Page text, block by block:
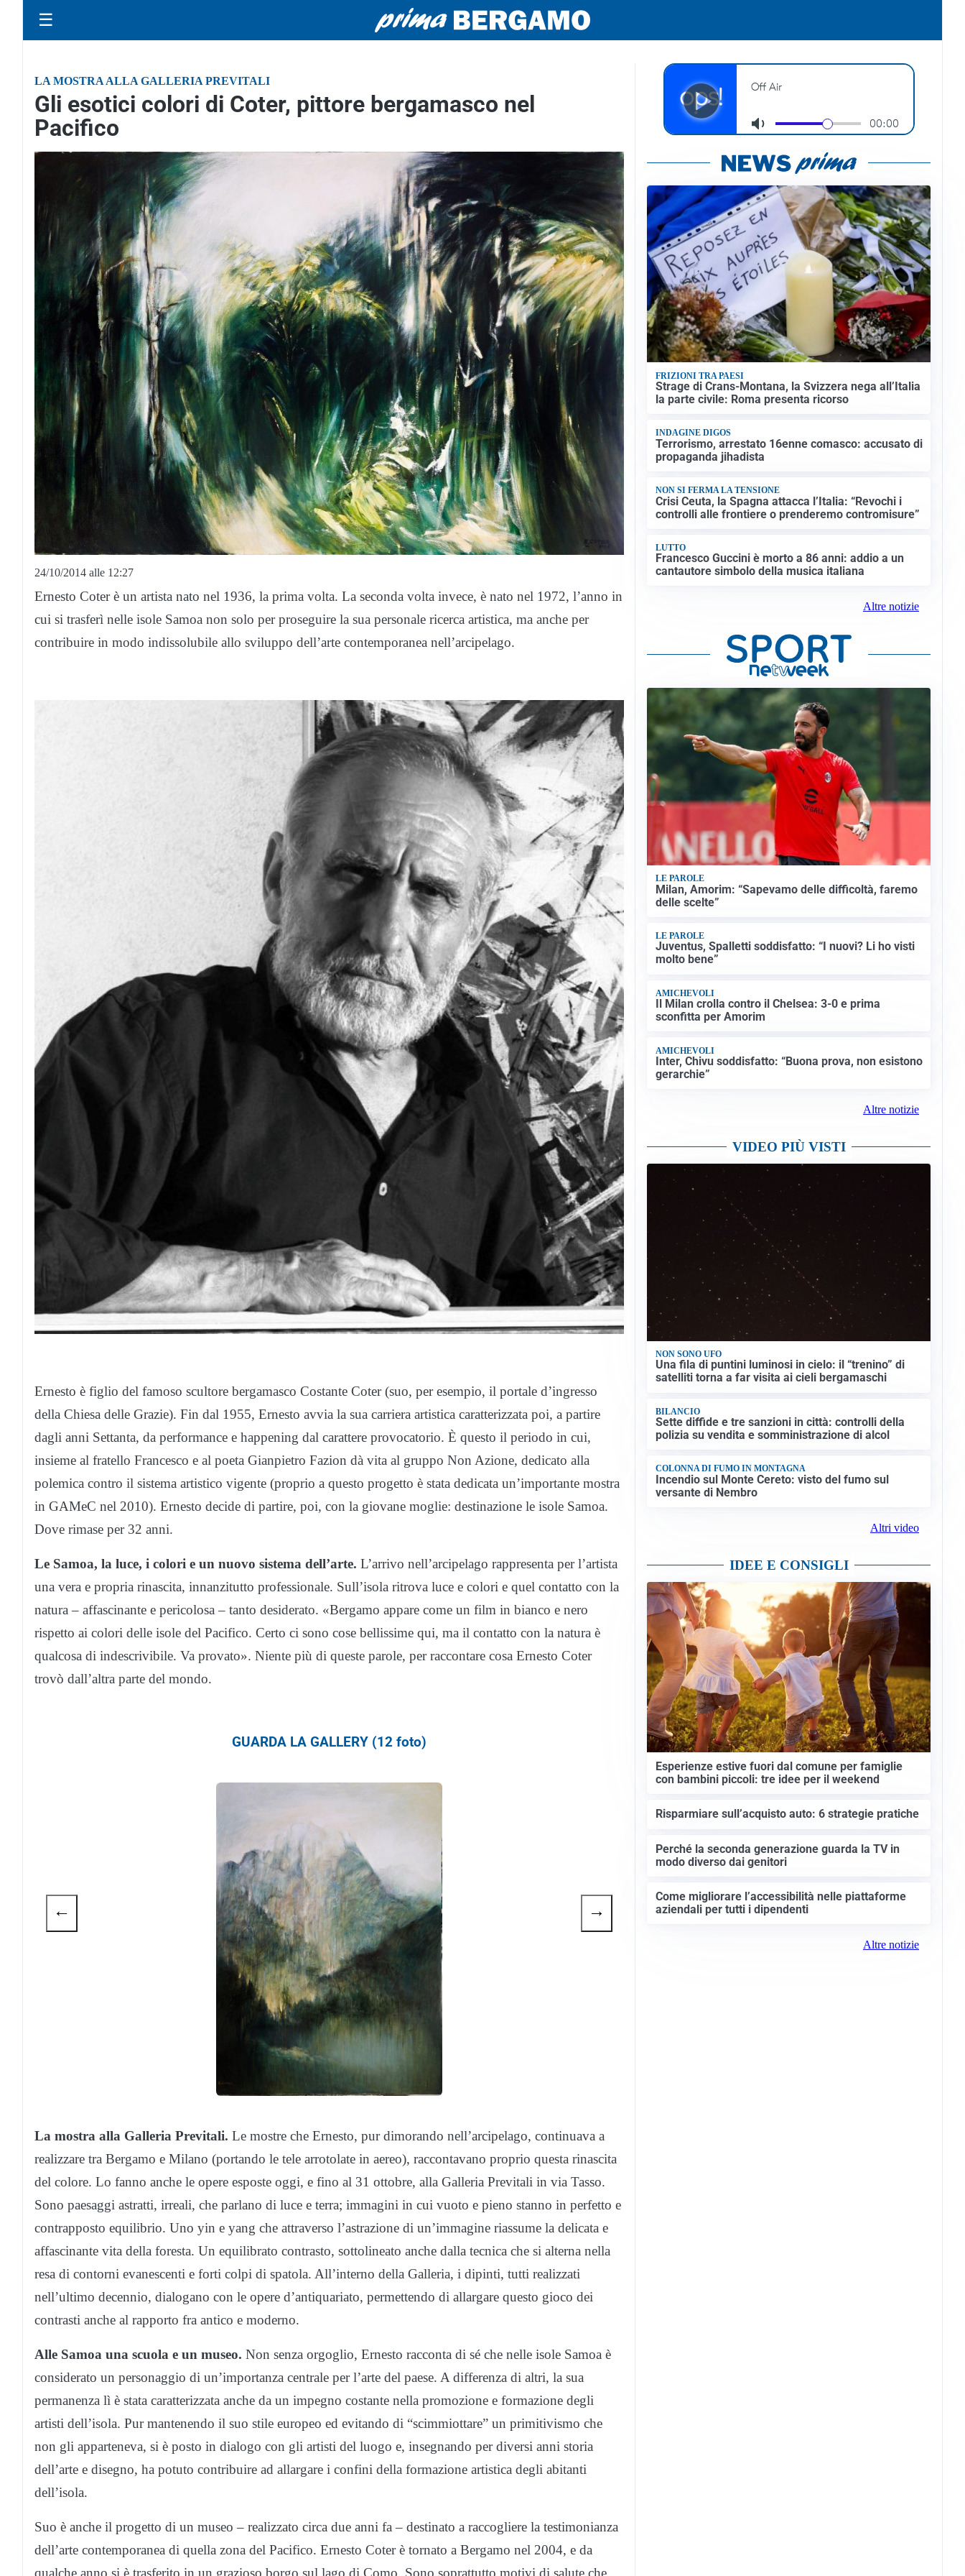
☰
LA MOSTRA ALLA GALLERIA PREVITALI
Gli esotici colori di Coter, pittore bergamasco nel
Pacifico
24/10/2014 alle 12:27
Ernesto Coter è un artista nato nel 1936, la prima volta. La seconda volta invece, è nato nel 1972, l’anno in
cui si trasferì nelle isole Samoa non solo per proseguire la sua personale ricerca artistica, ma anche per
contribuire in modo indissolubile allo sviluppo dell’arte contemporanea nell’arcipelago.
Ernesto è figlio del famoso scultore bergamasco Costante Coter (suo, per esempio, il portale d’ingresso
della Chiesa delle Grazie). Fin dal 1955, Ernesto avvia la sua carriera artistica caratterizzata poi, a partire
dagli anni Settanta, da performance e happening dal carattere provocatorio. È questo il periodo in cui,
insieme al fratello Francesco e al poeta Gianpietro Fazion dà vita al gruppo Non Azione, dedicato alla
polemica contro il sistema artistico vigente (proprio a questo progetto è stata dedicata un’importante mostra
in GAMeC nel 2010). Ernesto decide di partire, poi, con la giovane moglie: destinazione le isole Samoa.
Dove rimase per 32 anni.
Le Samoa, la luce, i colori e un nuovo sistema dell’arte. L’arrivo nell’arcipelago rappresenta per l’artista
una vera e propria rinascita, innanzitutto professionale. Sull’isola ritrova luce e colori e quel contatto con la
natura – affascinante e pericolosa – tanto desiderato. «Bergamo appare come un film in bianco e nero
rispetto ai colori delle isole del Pacifico. Certo ci sono cose bellissime qui, ma il contatto con la natura è
qualcosa di indescrivibile. Va provato». Niente più di queste parole, per raccontare cosa Ernesto Coter
trovò dall’altra parte del mondo.
GUARDA LA GALLERY (12 foto)
← →
La mostra alla Galleria Previtali. Le mostre che Ernesto, pur dimorando nell’arcipelago, continuava a
realizzare tra Bergamo e Milano (portando le tele arrotolate in aereo), raccontavano proprio questa rinascita
del colore. Lo fanno anche le opere esposte oggi, e fino al 31 ottobre, alla Galleria Previtali in via Tasso.
Sono paesaggi astratti, irreali, che parlano di luce e terra; immagini in cui vuoto e pieno stanno in perfetto e
contrapposto equilibrio. Uno yin e yang che attraverso l’astrazione di un’immagine riassume la delicata e
affascinante vita della foresta. Un equilibrato contrasto, sottolineato anche dalla tecnica che si alterna nella
resa di contorni evanescenti e forti colpi di spatola. All’interno della Galleria, i dipinti, tutti realizzati
nell’ultimo decennio, dialogano con le opere d’antiquariato, permettendo di allargare questo gioco dei
contrasti anche al rapporto fra antico e moderno.
Alle Samoa una scuola e un museo. Non senza orgoglio, Ernesto racconta di sé che nelle isole Samoa è
considerato un personaggio di un’importanza centrale per l’arte del paese. A differenza di altri, la sua
permanenza lì è stata caratterizzata anche da un impegno costante nella promozione e formazione degli
artisti dell’isola. Pur mantenendo il suo stile europeo ed evitando di “scimmiottare” un primitivismo che
non gli apparteneva, si è posto in dialogo con gli artisti del luogo e, insegnando per diversi anni storia
dell’arte e disegno, ha potuto contribuire ad allargare i confini della formazione artistica degli abitanti
dell’isola.
Suo è anche il progetto di un museo – realizzato circa due anni fa – destinato a raccogliere la testimonianza
dell’arte contemporanea di quella zona del Pacifico. Ernesto Coter è tornato a Bergamo nel 2004, e da
qualche anno si è trasferito in un grazioso borgo sul lago di Como. Sono soprattutto motivi di salute che
FRIZIONI TRA PAESI
Strage di Crans-Montana, la Svizzera nega all’Italia
la parte civile: Roma presenta ricorso
INDAGINE DIGOS
Terrorismo, arrestato 16enne comasco: accusato di
propaganda jihadista
NON SI FERMA LA TENSIONE
Crisi Ceuta, la Spagna attacca l’Italia: “Revochi i
controlli alle frontiere o prenderemo contromisure”
LUTTO
Francesco Guccini è morto a 86 anni: addio a un
cantautore simbolo della musica italiana
Altre notizie
LE PAROLE
Milan, Amorim: “Sapevamo delle difficoltà, faremo
delle scelte”
LE PAROLE
Juventus, Spalletti soddisfatto: “I nuovi? Li ho visti
molto bene”
AMICHEVOLI
Il Milan crolla contro il Chelsea: 3-0 e prima
sconfitta per Amorim
AMICHEVOLI
Inter, Chivu soddisfatto: “Buona prova, non esistono
gerarchie”
Altre notizie
VIDEO PIÙ VISTI
NON SONO UFO
Una fila di puntini luminosi in cielo: il “trenino” di
satelliti torna a far visita ai cieli bergamaschi
BILANCIO
Sette diffide e tre sanzioni in città: controlli della
polizia su vendita e somministrazione di alcol
COLONNA DI FUMO IN MONTAGNA
Incendio sul Monte Cereto: visto del fumo sul
versante di Nembro
Altri video
IDEE E CONSIGLI
Esperienze estive fuori dal comune per famiglie
con bambini piccoli: tre idee per il weekend
Risparmiare sull’acquisto auto: 6 strategie pratiche
Perché la seconda generazione guarda la TV in
modo diverso dai genitori
Come migliorare l’accessibilità nelle piattaforme
aziendali per tutti i dipendenti
Altre notizie